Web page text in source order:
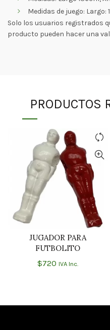
Medidas de juego: Largo:
Solo los usuarios registrados
producto pueden hacer una
PRODUCTOS
AÑADIR AL CARRITO
JUGADOR PARA
FUTBOLITO
$720 IVA Inc.